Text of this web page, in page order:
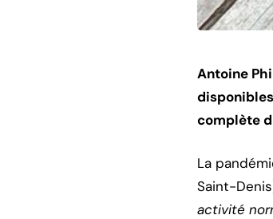
Antoine
complète
La
Saint-
activité